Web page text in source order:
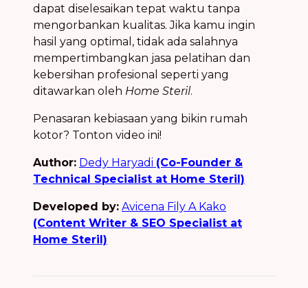
dapat diselesaikan tepat waktu tanpa
mengorbankan kualitas. Jika kamu ingin
hasil yang optimal, tidak ada salahnya
mempertimbangkan jasa pelatihan dan
kebersihan profesional seperti yang
ditawarkan oleh Home Steril.
Penasaran kebiasaan yang bikin rumah
kotor? Tonton video ini!
Author: Dedy Haryadi (Co-Founder &
Technical Specialist at Home Steril)
Developed by: Avicena Fily A Kako
(Content Writer & SEO Specialist at
Home Steril)